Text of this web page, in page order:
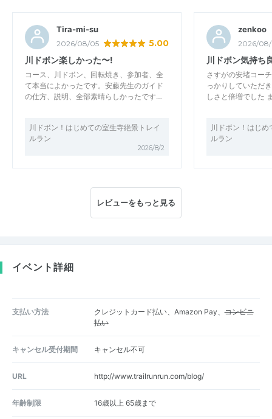
Tira-mi-su
2026/08/05 5.00
川ドボン楽しかった〜!
コース、川ドボン、回転焼き、参加者、全
て本当によかったです。安藤先生のガイド
の仕方、説明、全部素晴らしかったです…
川ドボン！はじめての室生寺絶景トレイ
ルラン
2026/8/2
zenkoo
2026/
川ドボン気持ち
さすがの安堵コー
っかりしていただ
しさと倍増でした
川ドボン！はじ
ルラン
レビューをもっと見る
イベント詳細
支払い方法 クレジットカード払い、Amazon Pay、コンビニ
払い
キャンセル受付期間 キャンセル不可
URL http://www.trailrunrun.com/blog/
年齢制限 16歳以上 65歳まで